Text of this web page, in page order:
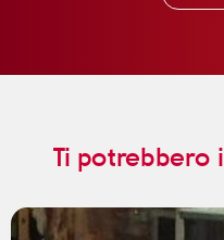
Ti potrebbero